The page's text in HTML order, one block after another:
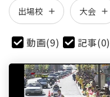
出場校 大会
動画(9) 記事(0)